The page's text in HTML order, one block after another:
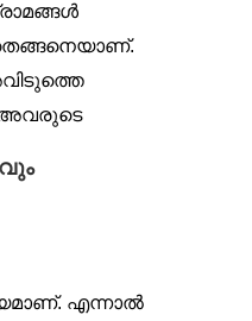
എന്നാൽ